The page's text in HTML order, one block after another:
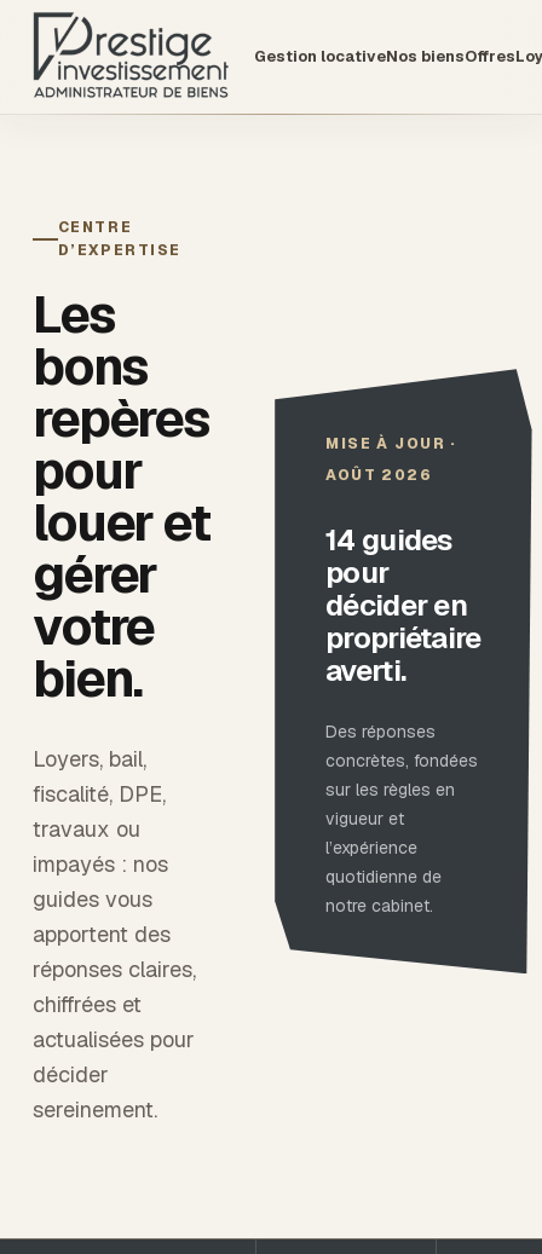
Gestion locativeNos biensOffres
CENTRE
D’EXPERTISE
Les
bons
repères
pour
louer et
gérer
votre
bien.
Loyers, bail,
fiscalité, DPE,
travaux ou
impayés : nos
guides vous
apportent des
réponses claires,
chiffrées et
actualisées pour
décider
sereinement.
MISE À JOUR ·
AOÛT 2026
14 guides
pour
décider en
propriétaire
averti.
Des réponses
concrètes, fondées
sur les règles en
vigueur et
l’expérience
quotidienne de
notre cabinet.